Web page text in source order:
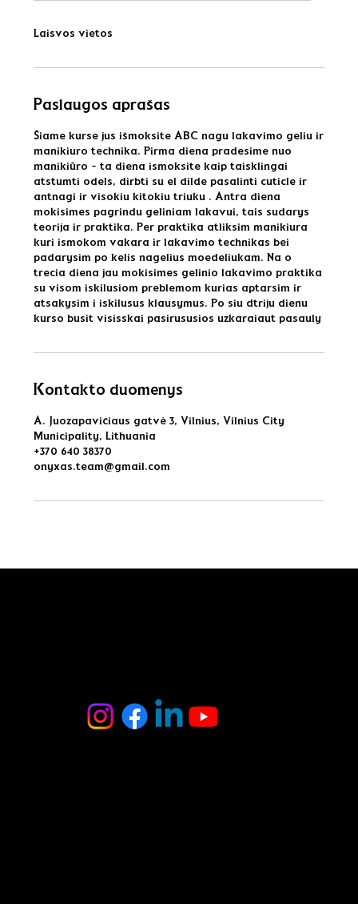
ė
i
Laisvos vietos
Paslaugos aprašas
Šiame kurse jus išmoksite ABC nagu lakavimo geliu ir
manikiuro technika. Pirma diena pradesime nuo
manikiūro - ta diena ismoksite kaip taisklingai
atstumti odels, dirbti su el dilde pasalinti cuticle ir
antnagi ir visokiu kitokiu triuku . Antra diena
mokisimes pagrindu geliniam lakavui, tais sudarys
teorija ir praktika. Per praktika atliksim manikiura
kuri ismokom vakara ir lakavimo technikas bei
padarysim po kelis nagelius moedeliukam. Na o
trecia diena jau mokisimes gelinio lakavimo praktika
su visom iskilusiom preblemom kurias aptarsim ir
atsakysim i iskilusus klausymus. Po siu dtriju dienu
kurso busit visisskai pasirususios uzkaraiaut pasauly
Kontakto duomenys
A. Juozapavičiaus gatvė 3, Vilnius, Vilnius City
Municipality, Lithuania
+370 640 38370
onyxas.team@gmail.com